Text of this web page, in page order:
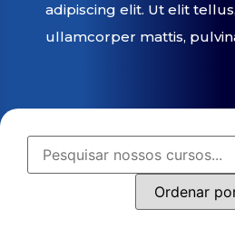
adipiscing elit. Ut elit
ullamcorper mattis,